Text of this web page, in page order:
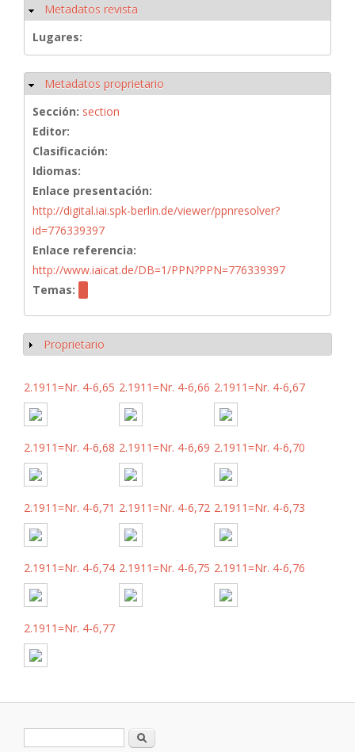
Ocultar
Metadatos revista
Lugares:
Ocultar
Metadatos proprietario
Sección: section
Editor:
Clasificación:
Idiomas:
Enlace presentación:
http://digital.iai.spk-berlin.de/viewer/ppnresolver?
id=776339397
Enlace referencia:
http://www.iaicat.de/DB=1/PPN?PPN=776339397
Temas:
Mostrar
Proprietario
2.1911=Nr. 4-6,65 2.1911=Nr. 4-6,66 2.1911=Nr. 4-6,67
2.1911=Nr. 4-6,68 2.1911=Nr. 4-6,69 2.1911=Nr. 4-6,70
2.1911=Nr. 4-6,71 2.1911=Nr. 4-6,72 2.1911=Nr. 4-6,73
2.1911=Nr. 4-6,74 2.1911=Nr. 4-6,75 2.1911=Nr. 4-6,76
2.1911=Nr. 4-6,77
Formulario de búsqueda
Buscar